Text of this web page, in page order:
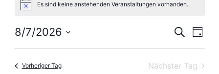
HinweisEs sind keine anstehenden Veranstaltungen vorhanden.
Suche
SucheTag
8/7/2026
wählen.
Vorheriger Tag Nächster Tag